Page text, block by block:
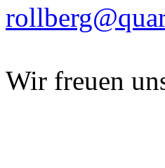
Wir freuen